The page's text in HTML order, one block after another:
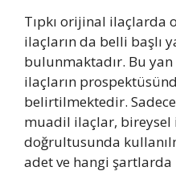
Tıpkı orijinal
ilaçların da belli başlı
bulunmaktadır. Bu
ilaçların
belirtilmektedir.
muadil ilaçlar, bireysel
doğrultusunda
adet ve hangi şartlarda